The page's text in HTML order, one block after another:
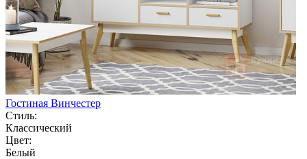
Гостиная Винчестер
Стиль:
Классический
Цвет:
Белый